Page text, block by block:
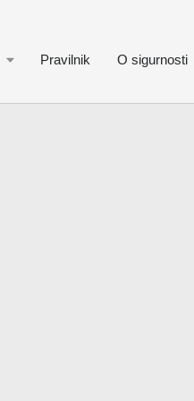
Pravilnik O sigurnosti